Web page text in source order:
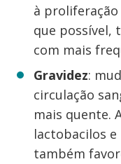
à
que possível,
com mais
Gravidez:
circulação
mais quente.
lactobacilos e
também